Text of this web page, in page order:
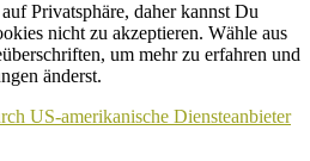
Privatsphäre, daher kannst Du
nicht zu akzeptieren. Wähle aus
um mehr zu erfahren und
änderst.
US-amerikanische Diensteanbieter